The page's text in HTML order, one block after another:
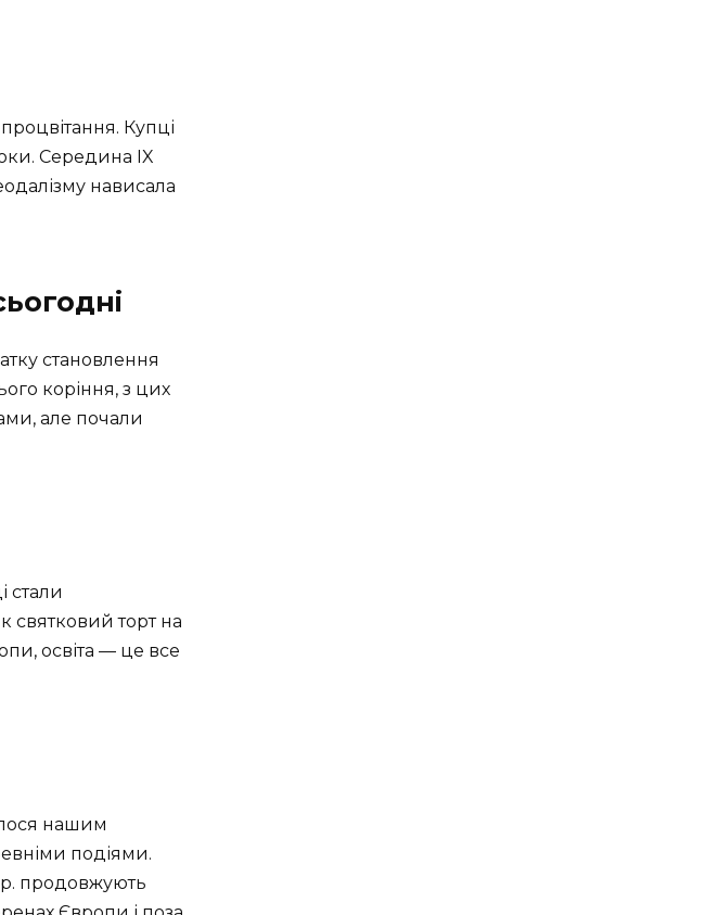
Купці
Середина IX
нависала
становлення
коріння, з цих
але почали
стали
святковий торт на
освіта — це все
нашим
подіями.
р. продовжують